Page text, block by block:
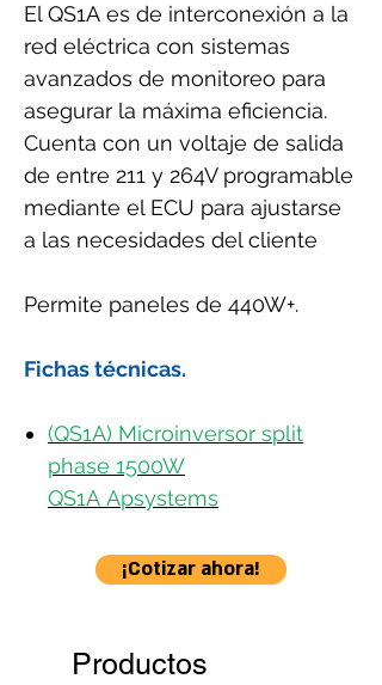
El QS1A es de interconexión a la
red eléctrica con sistemas
avanzados de monitoreo para
asegurar la máxima eficiencia.
Cuenta con un voltaje de salida
de entre 211 y 264V programable
mediante el ECU para ajustarse
a las necesidades del cliente
Permite paneles de 440W+.
Fichas técnicas.
(QS1A) Microinversor split
phase 1500W
QS1A Apsystems
¡Cotizar ahora!
Productos